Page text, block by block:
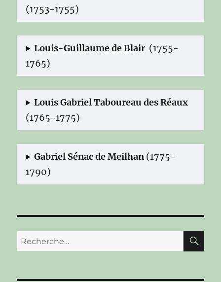
(1753-1755)
Louis-Guillaume de Blair (1755-
1765)
Louis Gabriel Taboureau des Réaux
(1765-1775)
Gabriel Sénac de Meilhan (1775-
1790)
Recherche
pour :